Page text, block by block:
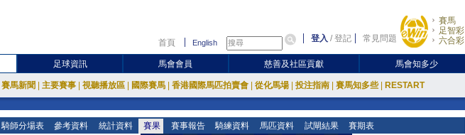
首頁 English 登入 /登記 常見問題
賽馬
足智彩
六合彩
足球資訊 馬會會員 慈善及社區貢獻 馬會知多少
賽馬新聞 主要賽事 視聽播放區 國際賽馬 香港國際馬匹拍賣會 從化馬場 投注指南 賽馬知多些 RESTART
騎師分場表 參考資料 統計資料 賽果 賽事報告 騎練資料 馬匹資料 試閘結果 賽期表